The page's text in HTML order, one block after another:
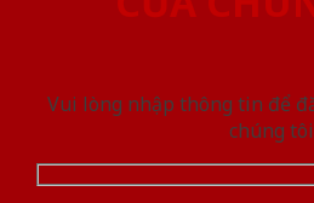
Vui lòng nhập thông tin để
chúng tôi